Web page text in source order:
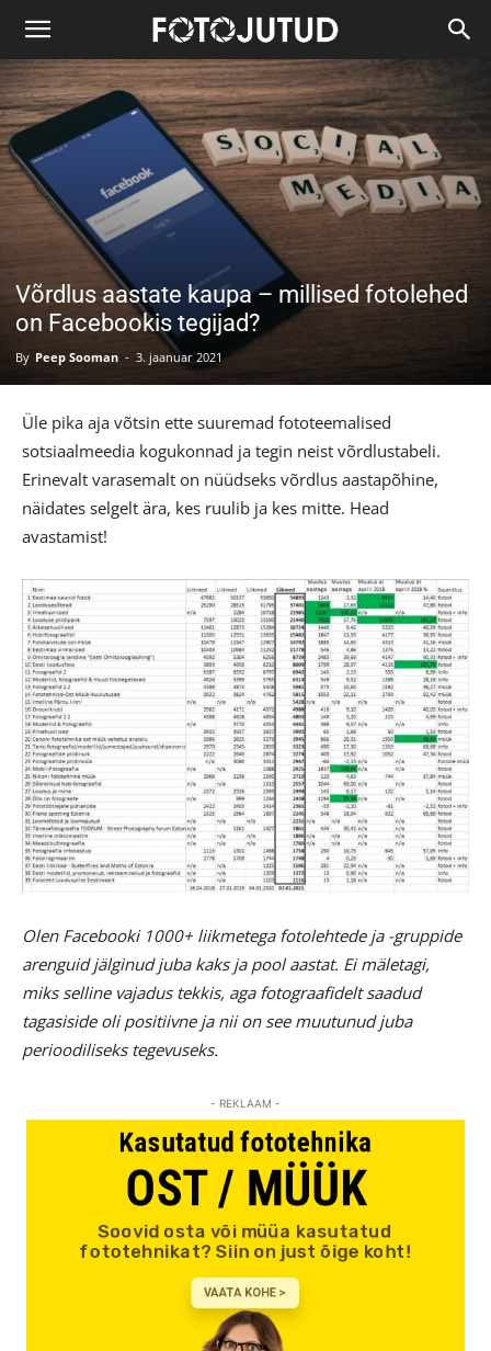
Võrdlus aastate kaupa – millised fotolehed
on Facebookis tegijad?
By Peep Sooman - 3. jaanuar 2021
Üle pika aja võtsin ette suuremad fototeemalised
sotsiaalmeedia kogukonnad ja tegin neist võrdlustabeli.
Erinevalt varasemalt on nüüdseks võrdlus aastapõhine,
näidates selgelt ära, kes ruulib ja kes mitte. Head
avastamist!
Olen Facebooki 1000+ liikmetega fotolehtede ja -gruppide
arenguid jälginud juba kaks ja pool aastat. Ei mäletagi,
miks selline vajadus tekkis, aga fotograafidelt saadud
tagasiside oli positiivne ja nii on see muutunud juba
perioodiliseks tegevuseks.
- REKLAAM -